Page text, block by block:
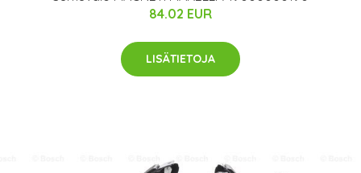
84.02 EUR
LISÄTIETOJA